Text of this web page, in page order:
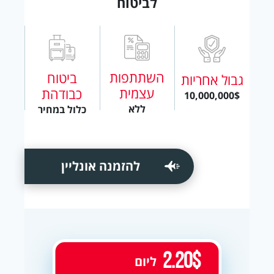
גבול אחריות
10,000,000$
השתתפות
עצמית
ללא
ביטוח
כבודהת
כלול במחיר
להזמנה אונליין
2.20$ ליום